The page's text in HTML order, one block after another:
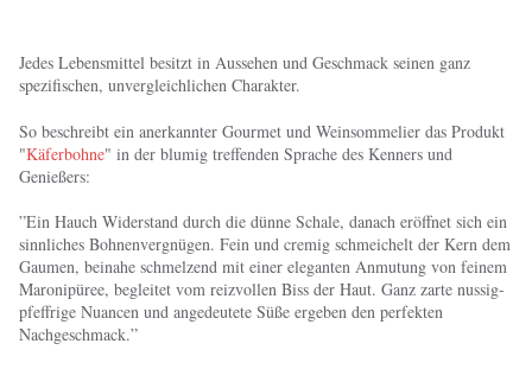
Jedes Lebensmittel besitzt in Aussehen und Geschmack seinen ganz
spezifischen, unvergleichlichen Charakter.
So beschreibt ein anerkannter Gourmet und Weinsommelier das Produkt
"Käferbohne" in der blumig treffenden Sprache des Kenners und
Genießers:
”Ein Hauch Widerstand durch die dünne Schale, danach eröffnet sich ein
sinnliches Bohnenvergnügen. Fein und cremig schmeichelt der Kern dem
Gaumen, beinahe schmelzend mit einer eleganten Anmutung von feinem
Maronipüree, begleitet vom reizvollen Biss der Haut. Ganz zarte nussig-
pfeffrige Nuancen und angedeutete Süße ergeben den perfekten
Nachgeschmack.”